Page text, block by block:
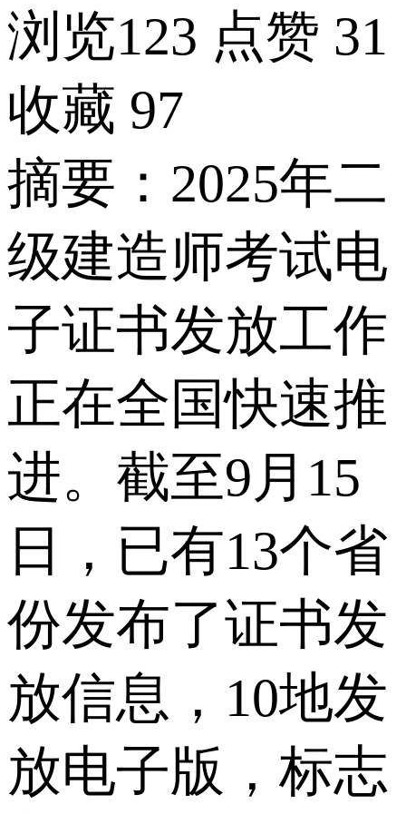
浏览123 点赞 31
收藏 97
摘要：2025年二
级建造师考试电
子证书发放工作
正在全国快速推
进。截至9月15
日，已有13个省
份发布了证书发
放信息，10地发
放电子版，标志